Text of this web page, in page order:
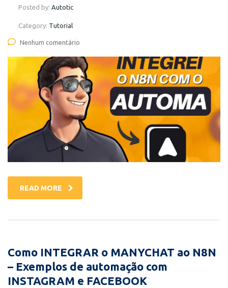
Posted by: Autotic
Category: Tutorial
Nenhum comentário
READ MORE
Como INTEGRAR o MANYCHAT ao N8N
– Exemplos de automação com
INSTAGRAM e FACEBOOK